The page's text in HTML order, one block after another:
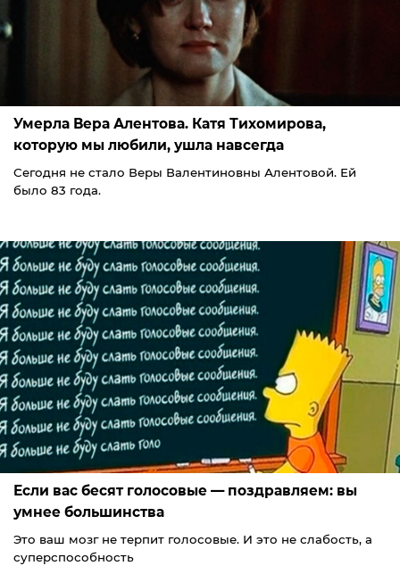
Умерла Вера Алентова. Катя Тихомирова,
которую мы любили, ушла навсегда
Сегодня не стало Веры Валентиновны Алентовой. Ей
было 83 года.
Если вас бесят голосовые — поздравляем: вы
умнее большинства
Это ваш мозг не терпит голосовые. И это не слабость, а
суперспособность